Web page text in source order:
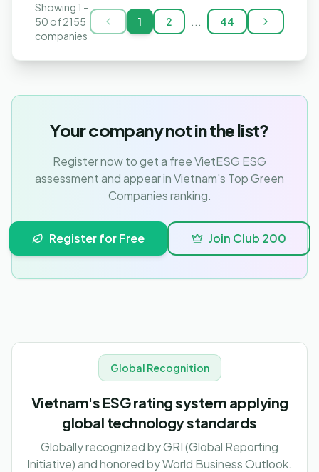
Showing 1 -
50 of2155
companies
1 2 ... 44
Your company not in the list?
Register now to get a free VietESG ESG
assessment and appear in Vietnam's Top Green
Companies ranking.
Register for Free Join Club 200
Global Recognition
Vietnam's ESG rating system applying
global technology standards
Globally recognized by GRI (Global Reporting
Initiative) and honored by World Business Outlook.